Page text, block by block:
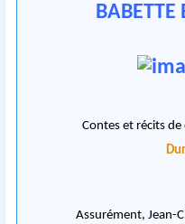
BABETTE
Contes et récits
Assurément, Jean-